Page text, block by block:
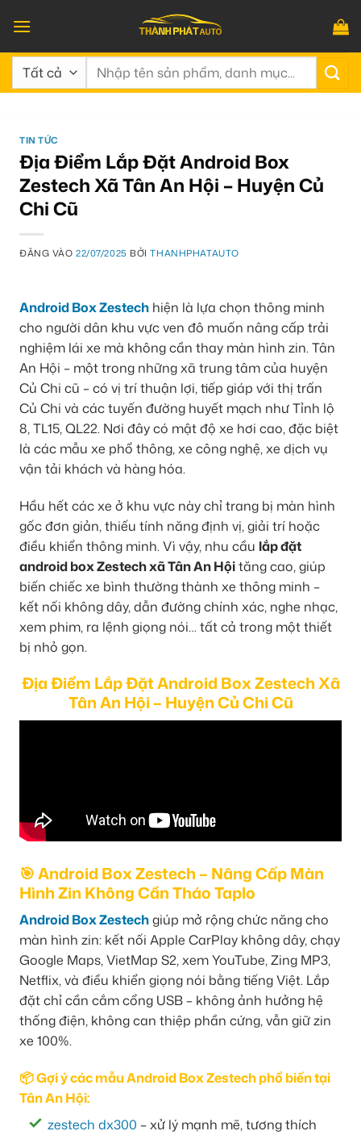
qua
nội
dung
Tìm
TIN TỨC
Địa Điểm Lắp Đặt Android Box
Zestech Xã Tân An Hội – Huyện Củ
Chi Cũ
ĐĂNG VÀO22/07/2025 BỞITHANHPHATAUTO
Android Box Zestech hiện là lựa chọn thông minh
cho người dân khu vực ven đô muốn nâng cấp trải
nghiệm lái xe mà không cần thay màn hình zin. Tân
An Hội – một trong những xã trung tâm của huyện
Củ Chi cũ – có vị trí thuận lợi, tiếp giáp với thị trấn
Củ Chi và các tuyến đường huyết mạch như Tỉnh lộ
8, TL15, QL22. Nơi đây có mật độ xe hơi cao, đặc biệt
là các mẫu xe phổ thông, xe công nghệ, xe dịch vụ
vận tải khách và hàng hóa.
Hầu hết các xe ở khu vực này chỉ trang bị màn hình
gốc đơn giản, thiếu tính năng định vị, giải trí hoặc
điều khiển thông minh. Vì vậy, nhu cầu lắp đặt
android box Zestech xã Tân An Hộităng cao, giúp
biến chiếc xe bình thường thành xe thông minh –
kết nối không dây, dẫn đường chính xác, nghe nhạc,
xem phim, ra lệnh giọng nói… tất cả trong một thiết
bị nhỏ gọn.
Địa Điểm Lắp Đặt Android Box Zestech Xã
Tân An Hội – Huyện Củ Chi Cũ
🎯 Android Box Zestech – Nâng Cấp Màn
Hình Zin Không Cần Tháo Taplo
Android Box Zestechgiúp mở rộng chức năng cho
màn hình zin: kết nối Apple CarPlay không dây, chạy
Google Maps, VietMap S2, xem YouTube, Zing MP3,
Netflix, và điều khiển giọng nói bằng tiếng Việt. Lắp
đặt chỉ cần cắm cổng USB – không ảnh hưởng hệ
thống điện, không can thiệp phần cứng, vẫn giữ zin
xe 100%.
📦 Gợi ý các mẫu Android Box Zestech phổ biến tại
Tân An Hội:
zestech dx300 – xử lý mạnh mẽ, tương thích